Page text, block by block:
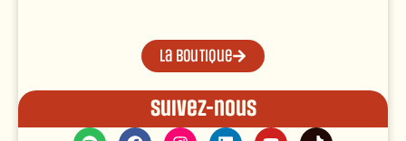
La boutique
Suivez-nous